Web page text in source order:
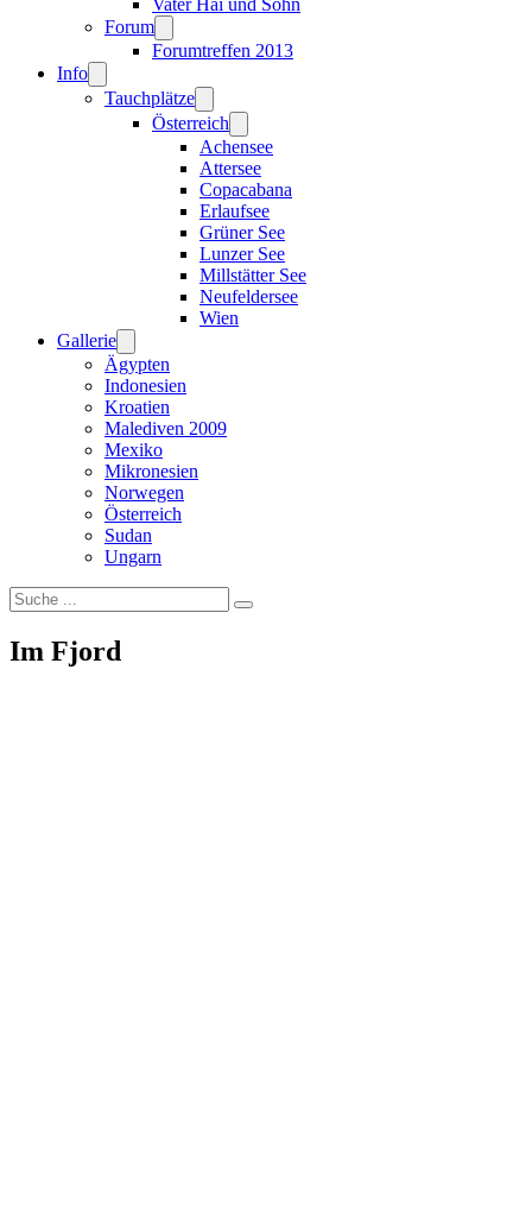
Vater Hai und Sohn
Forum
Forumtreffen 2013
Info
Tauchplätze
Österreich
Achensee
Attersee
Copacabana
Erlaufsee
Grüner See
Lunzer See
Millstätter See
Neufeldersee
Wien
Gallerie
Ägypten
Indonesien
Kroatien
Malediven 2009
Mexiko
Mikronesien
Norwegen
Österreich
Sudan
Ungarn
Suchen
Im Fjord